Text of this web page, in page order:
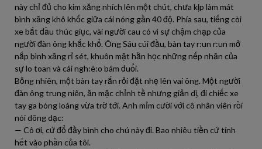
này chỉ đủ cho kim xăng nhích lên một chút, chưa kịp làm mát
bình xăng khô khốc giữa cái nóng gần 40 độ. Phía sau, tiếng còi
xe bắt đầu thúc giục, vài người cau có vì sự chậm chạp của
người đàn ông khắc khổ. Ông Sáu cúi đầu, bàn tay r:un r:un mở
nắp bình xăng rỉ sét, khuôn mặt hằn học những nếp nhăn của
sự lo toan và cái ngh:è:o bám đuổi.
Bỗng nhiên, một bàn tay rắn rỏi đặt nhẹ lên vai ông. Một người
đàn ông trung niên, ăn mặc chỉnh tề nhưng giản dị, đi chiếc xe
tay ga bóng loáng vừa trờ tới. Anh mỉm cười với cô nhân viên rồi
nói dõng dạc:
— Cô ơi, cứ đổ đầy bình cho chú này đi. Bao nhiêu tiền cứ tính
hết vào phần của tôi.